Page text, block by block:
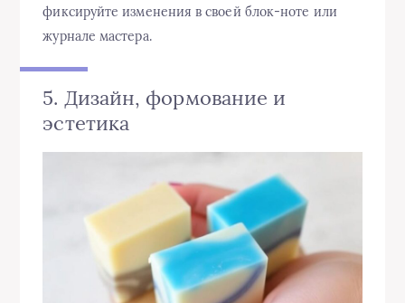
фиксируйте изменения в своей блок-ноте или
журнале мастера.
5. Дизайн, формование и
эстетика